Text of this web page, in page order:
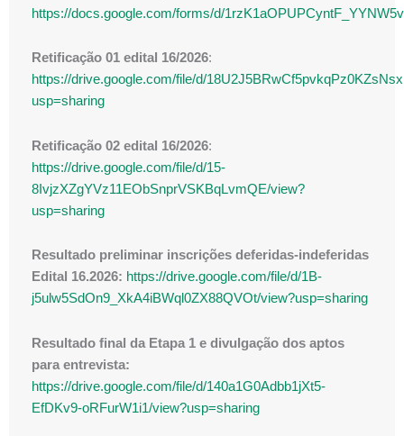
https://docs.google.com/forms/d/
Retificação 01 edital 16/2026:
https://drive.google.com/file/d/
usp=sharing
Retificação 02 edital 16/2026:
https://drive.google.com/file/d/15-
8IvjzXZgYVz11EObSnprVSKBqLvmQE/view?
usp=sharing
Resultado preliminar inscrições deferidas-indeferidas
Edital 16.2026: https://drive.google.com/file/d/1B-
j5ulw5SdOn9_XkA4iBWql0ZX88QVOt/view?usp=sharing
Resultado final da Etapa 1 e divulgação dos aptos
para entrevista:
https://drive.google.com/file/d/140a1G0Adbb1jXt5-
EfDKv9-oRFurW1i1/view?usp=sharing